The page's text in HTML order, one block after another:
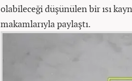
olabileceği düşünülen bir ısı
makamlarıyla paylaştı.